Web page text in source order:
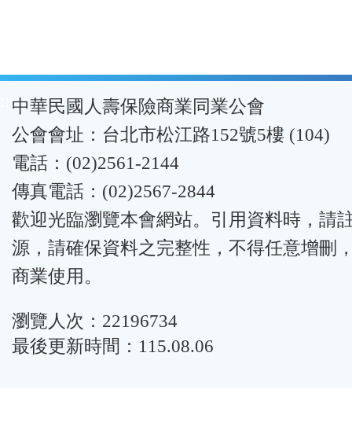
:::中華民國人壽保險商業同業公會
公會會址：台北市松江路152號5樓 (104)
電話：(02)2561-2144
傳真電話：(02)2567-2844
歡迎光臨瀏覽本會網站。引用資料時，請
源，請確保資料之完整性，不得任意增刪
商業使用。
瀏覽人次：22196734
最後更新時間：115.08.06